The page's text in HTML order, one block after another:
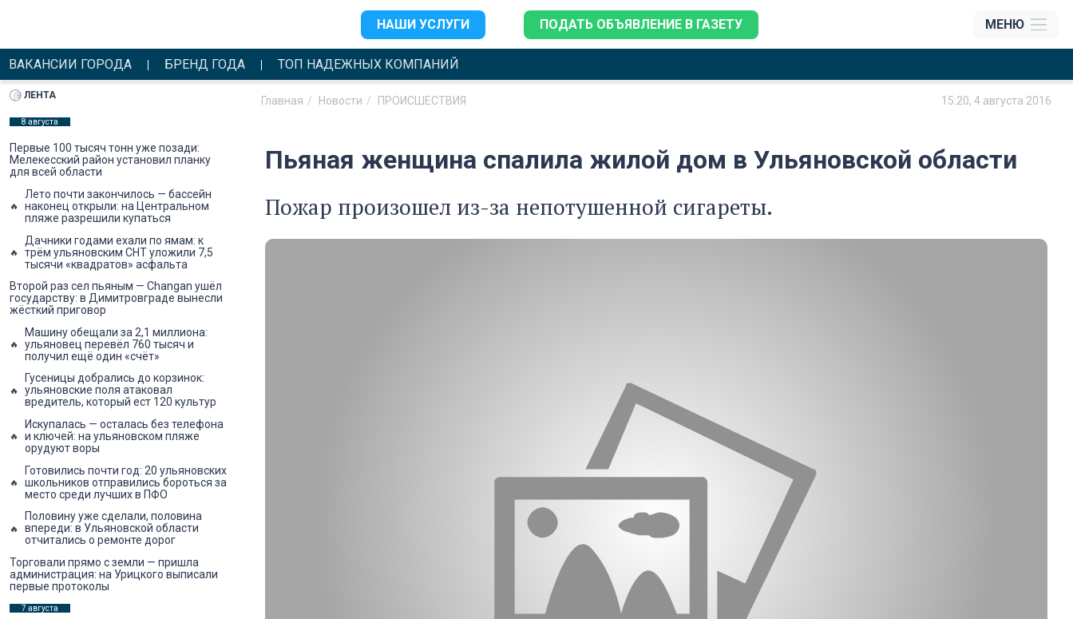
НАШИ УСЛУГИ ПОДАТЬ ОБЪЯВЛЕНИЕ В ГАЗЕТУ МЕНЮ
ВАКАНСИИ ГОРОДА БРЕНД ГОДА ТОП НАДЕЖНЫХ КОМПАНИЙ
Главная Новости ПРОИСШЕСТВИЯ 15:20, 4 августа 2016
Пьяная женщина спалила жилой дом в Ульяновской области
Пожар произошел из-за непотушенной сигареты.
ЛЕНТА
8 августа
Первые 100 тысяч тонн уже позади:
Мелекесский район установил планку
для всей области
Лето почти закончилось — бассейн
наконец открыли: на Центральном
пляже разрешили купаться
Дачники годами ехали по ямам: к
трём ульяновским СНТ уложили 7,5
тысячи «квадратов» асфальта
Второй раз сел пьяным — Changan ушёл
государству: в Димитровграде вынесли
жёсткий приговор
Машину обещали за 2,1 миллиона:
ульяновец перевёл 760 тысяч и
получил ещё один «счёт»
Гусеницы добрались до корзинок:
ульяновские поля атаковал
вредитель, который ест 120 культур
Искупалась — осталась без телефона
и ключей: на ульяновском пляже
орудуют воры
Готовились почти год: 20 ульяновских
школьников отправились бороться за
место среди лучших в ПФО
Половину уже сделали, половина
впереди: в Ульяновской области
отчитались о ремонте дорог
Торговали прямо с земли — пришла
администрация: на Урицкого выписали
первые протоколы
7 августа